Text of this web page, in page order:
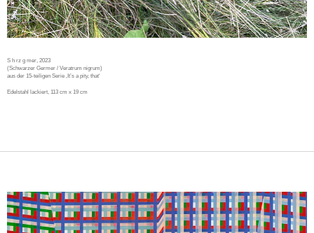
S h rz g mer, 2023
(Schwarzer Germer / Veratrum nigrum)
aus der 15-teiligen Serie ‚It’s a pity, that‘
Edelstahl lackiert, 113 cm x 19 cm